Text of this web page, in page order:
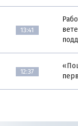
13:41
12:37